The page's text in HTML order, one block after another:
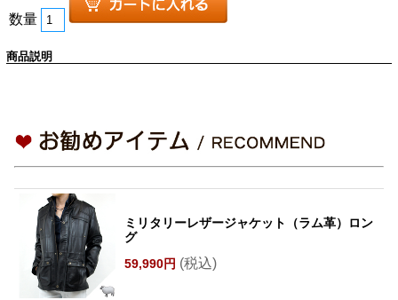
数量
商品説明
ミリタリーレザージャケット（ラム革）ロン
グ
59,990円 (税込)